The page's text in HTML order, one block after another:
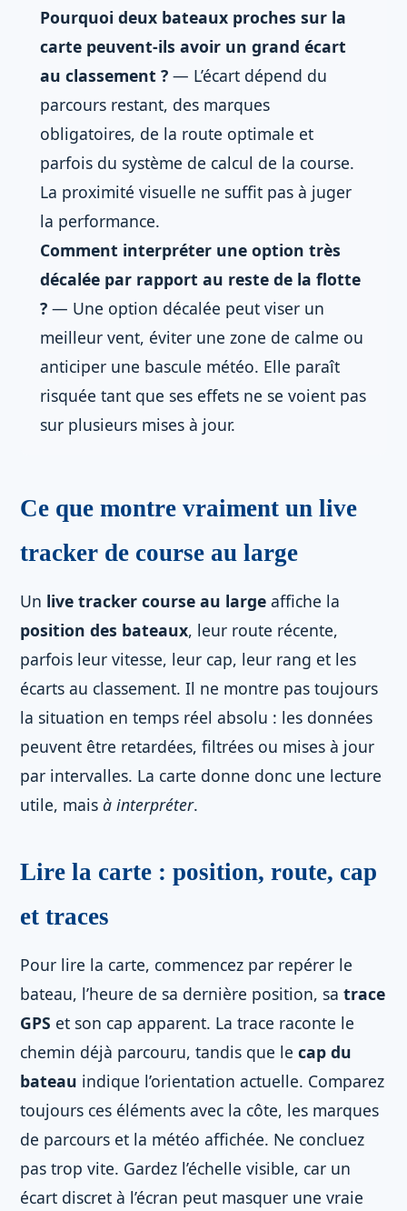
Pourquoi deux bateaux proches sur la
carte peuvent-ils avoir un grand écart
au classement ? — L’écart dépend du
parcours restant, des marques
obligatoires, de la route optimale et
parfois du système de calcul de la course.
La proximité visuelle ne suffit pas à juger
la performance.
Comment interpréter une option très
décalée par rapport au reste de la flotte
? — Une option décalée peut viser un
meilleur vent, éviter une zone de calme ou
anticiper une bascule météo. Elle paraît
risquée tant que ses effets ne se voient pas
sur plusieurs mises à jour.
Ce que montre vraiment un live
tracker de course au large
Un live tracker course au large affiche la
position des bateaux, leur route récente,
parfois leur vitesse, leur cap, leur rang et les
écarts au classement. Il ne montre pas toujours
la situation en temps réel absolu : les données
peuvent être retardées, filtrées ou mises à jour
par intervalles. La carte donne donc une lecture
utile, mais à interpréter.
Lire la carte : position, route, cap
et traces
Pour lire la carte, commencez par repérer le
bateau, l’heure de sa dernière position, sa trace
GPS et son cap apparent. La trace raconte le
chemin déjà parcouru, tandis que le cap du
bateau indique l’orientation actuelle. Comparez
toujours ces éléments avec la côte, les marques
de parcours et la météo affichée. Ne concluez
pas trop vite. Gardez l’échelle visible, car un
écart discret à l’écran peut masquer une vraie